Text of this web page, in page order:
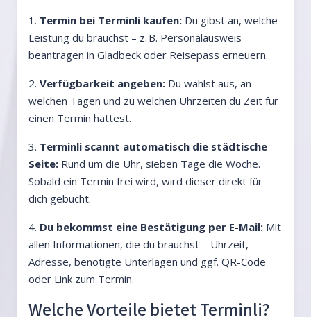
1. Termin bei Terminli kaufen: Du gibst an, welche
Leistung du brauchst – z. B. Personalausweis
beantragen in Gladbeck oder Reisepass erneuern.
2. Verfügbarkeit angeben: Du wählst aus, an
welchen Tagen und zu welchen Uhrzeiten du Zeit für
einen Termin hättest.
3. Terminli scannt automatisch die städtische
Seite: Rund um die Uhr, sieben Tage die Woche.
Sobald ein Termin frei wird, wird dieser direkt für
dich gebucht.
4. Du bekommst eine Bestätigung per E-Mail: Mit
allen Informationen, die du brauchst – Uhrzeit,
Adresse, benötigte Unterlagen und ggf. QR-Code
oder Link zum Termin.
Welche Vorteile bietet Terminli?